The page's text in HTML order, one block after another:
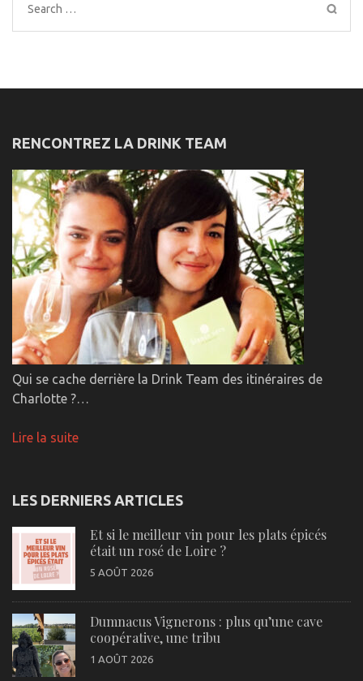
Search
for:
RENCONTREZ LA DRINK TEAM
Qui se cache derrière la Drink Team des itinéraires de
Charlotte ?…
Lire la suite
LES DERNIERS ARTICLES
Et si le meilleur vin pour les plats épicés
était un rosé de Loire ?
5 AOÛT 2026
Dumnacus Vignerons : plus qu’une cave
coopérative, une tribu
1 AOÛT 2026